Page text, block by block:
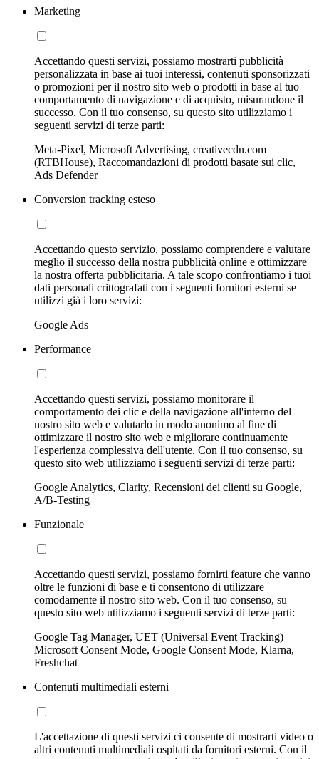
Marketing
Accettando questi servizi, possiamo mostrarti pubblicità
personalizzata in base ai tuoi interessi, contenuti sponsorizzati
o promozioni per il nostro sito web o prodotti in base al tuo
comportamento di navigazione e di acquisto, misurandone il
successo. Con il tuo consenso, su questo sito utilizziamo i
seguenti servizi di terze parti:
Meta-Pixel, Microsoft Advertising, creativecdn.com
(RTBHouse), Raccomandazioni di prodotti basate sui clic,
Ads Defender
Conversion tracking esteso
Accettando questo servizio, possiamo comprendere e valutare
meglio il successo della nostra pubblicità online e ottimizzare
la nostra offerta pubblicitaria. A tale scopo confrontiamo i tuoi
dati personali crittografati con i seguenti fornitori esterni se
utilizzi già i loro servizi:
Google Ads
Performance
Accettando questi servizi, possiamo monitorare il
comportamento dei clic e della navigazione all'interno del
nostro sito web e valutarlo in modo anonimo al fine di
ottimizzare il nostro sito web e migliorare continuamente
l'esperienza complessiva dell'utente. Con il tuo consenso, su
questo sito web utilizziamo i seguenti servizi di terze parti:
Google Analytics, Clarity, Recensioni dei clienti su Google,
A/B-Testing
Funzionale
Accettando questi servizi, possiamo fornirti feature che vanno
oltre le funzioni di base e ti consentono di utilizzare
comodamente il nostro sito web. Con il tuo consenso, su
questo sito web utilizziamo i seguenti servizi di terze parti:
Google Tag Manager, UET (Universal Event Tracking)
Microsoft Consent Mode, Google Consent Mode, Klarna,
Freshchat
Contenuti multimediali esterni
L'accettazione di questi servizi ci consente di mostrarti video o
altri contenuti multimediali ospitati da fornitori esterni. Con il